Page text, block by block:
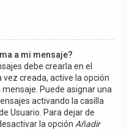
a mi mensaje?
debe crearla en el
vez creada, active la opción
Puede asignar una
activando la casilla
Usuario. Para dejar de
la opción Añadir